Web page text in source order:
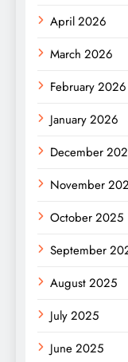
April 2026
March 2026
February 2026
January 2026
December
November
October 2025
September
August 2025
July 2025
June 2025